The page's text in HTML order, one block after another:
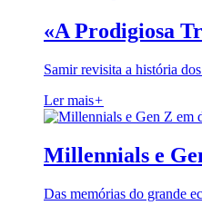
«A Prodigiosa
Samir revisita a história
Ler mais+
Millennials e
Das memórias do grande